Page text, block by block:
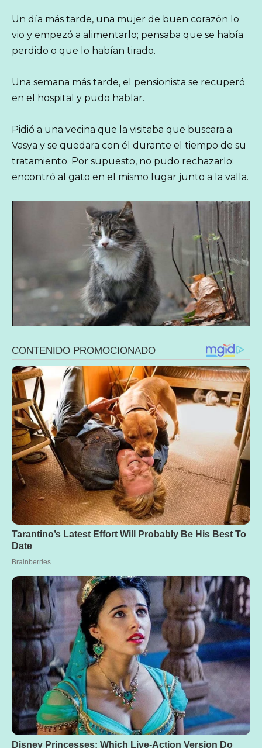
Un día más tarde, una mujer de buen corazón lo
vio y empezó a alimentarlo; pensaba que se había
perdido o que lo habían tirado.
Una semana más tarde, el pensionista se recuperó
en el hospital y pudo hablar.
Pidió a una vecina que la visitaba que buscara a
Vasya y se quedara con él durante el tiempo de su
tratamiento. Por supuesto, no pudo rechazarlo:
encontró al gato en el mismo lugar junto a la valla.